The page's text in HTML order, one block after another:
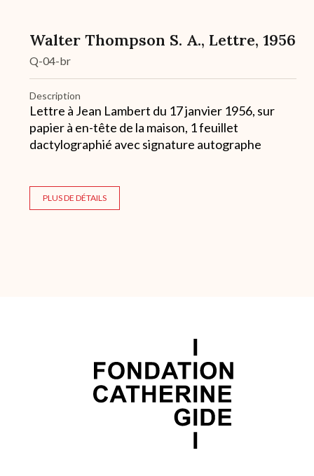
Walter Thompson S. A., Lettre, 1956
Q-04-br
Description
Lettre à Jean Lambert du 17 janvier 1956, sur
papier à en-tête de la maison, 1 feuillet
dactylographié avec signature autographe
PLUS DE DÉTAILS